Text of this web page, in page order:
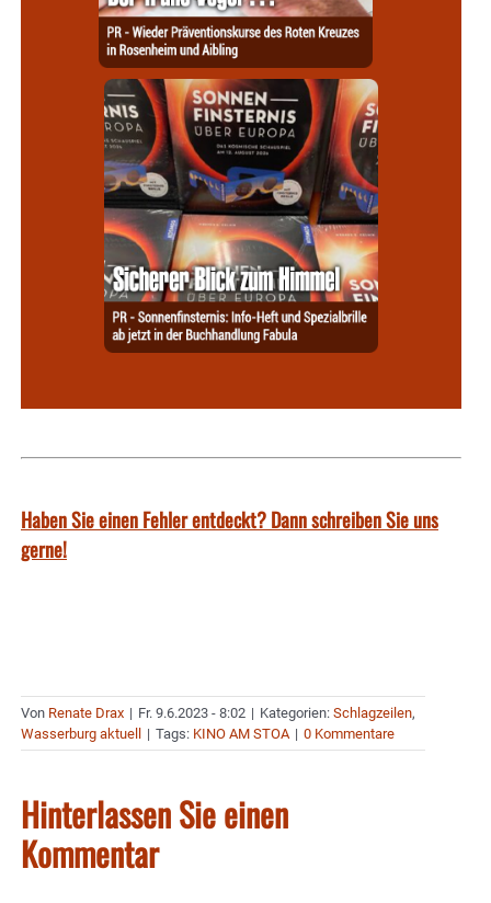
Haben Sie einen Fehler entdeckt? Dann schreiben Sie uns
gerne!
Von Renate Drax | Fr. 9.6.2023 - 8:02 | Kategorien: Schlagzeilen,
Wasserburg aktuell
| Tags: KINO AM STOA | 0 Kommentare
Hinterlassen Sie einen
Kommentar